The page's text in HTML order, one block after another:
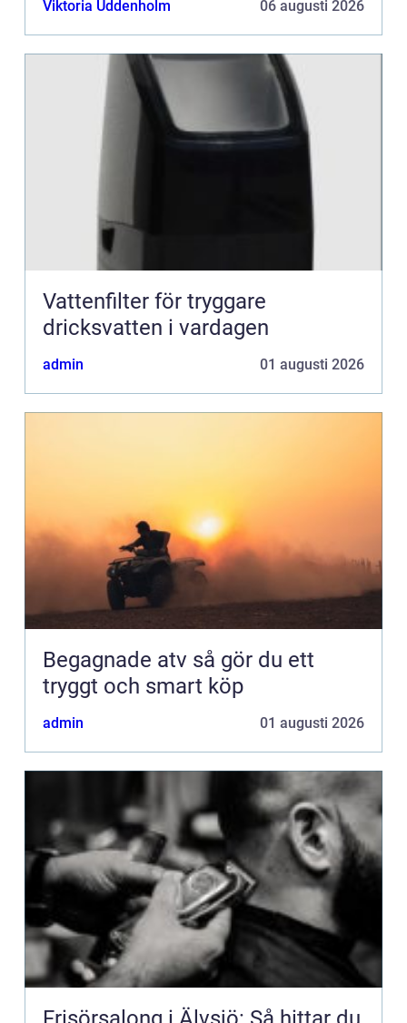
Viktoria Uddenholm 06 augusti 2026
Vattenfilter för tryggare
dricksvatten i vardagen
admin 01 augusti 2026
Begagnade atv så gör du ett
tryggt och smart köp
admin 01 augusti 2026